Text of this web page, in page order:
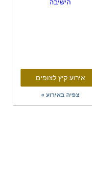
אירוע קיץ לצופים
צפיה באירוע »